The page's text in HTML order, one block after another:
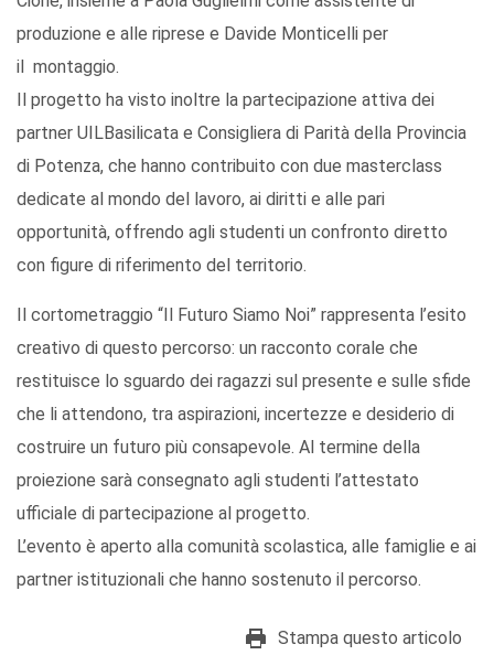
produzione e alle riprese e Davide Monticelli per
il montaggio.
Il progetto ha visto inoltre la partecipazione attiva dei
partner UILBasilicata e Consigliera di Parità della Provincia
di Potenza, che hanno contribuito con due masterclass
dedicate al mondo del lavoro, ai diritti e alle pari
opportunità, offrendo agli studenti un confronto diretto
con figure di riferimento del territorio.
Il cortometraggio “Il Futuro Siamo Noi” rappresenta l’esito
creativo di questo percorso: un racconto corale che
restituisce lo sguardo dei ragazzi sul presente e sulle sfide
che li attendono, tra aspirazioni, incertezze e desiderio di
costruire un futuro più consapevole. Al termine della
proiezione sarà consegnato agli studenti l’attestato
ufficiale di partecipazione al progetto.
L’evento è aperto alla comunità scolastica, alle famiglie e ai
partner istituzionali che hanno sostenuto il percorso.
Stampa questo articolo